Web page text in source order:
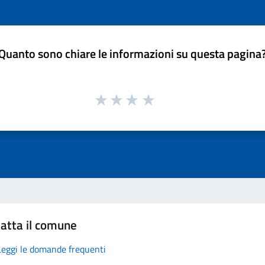
sono chiare le informazioni su questa
il comune
le domande frequenti